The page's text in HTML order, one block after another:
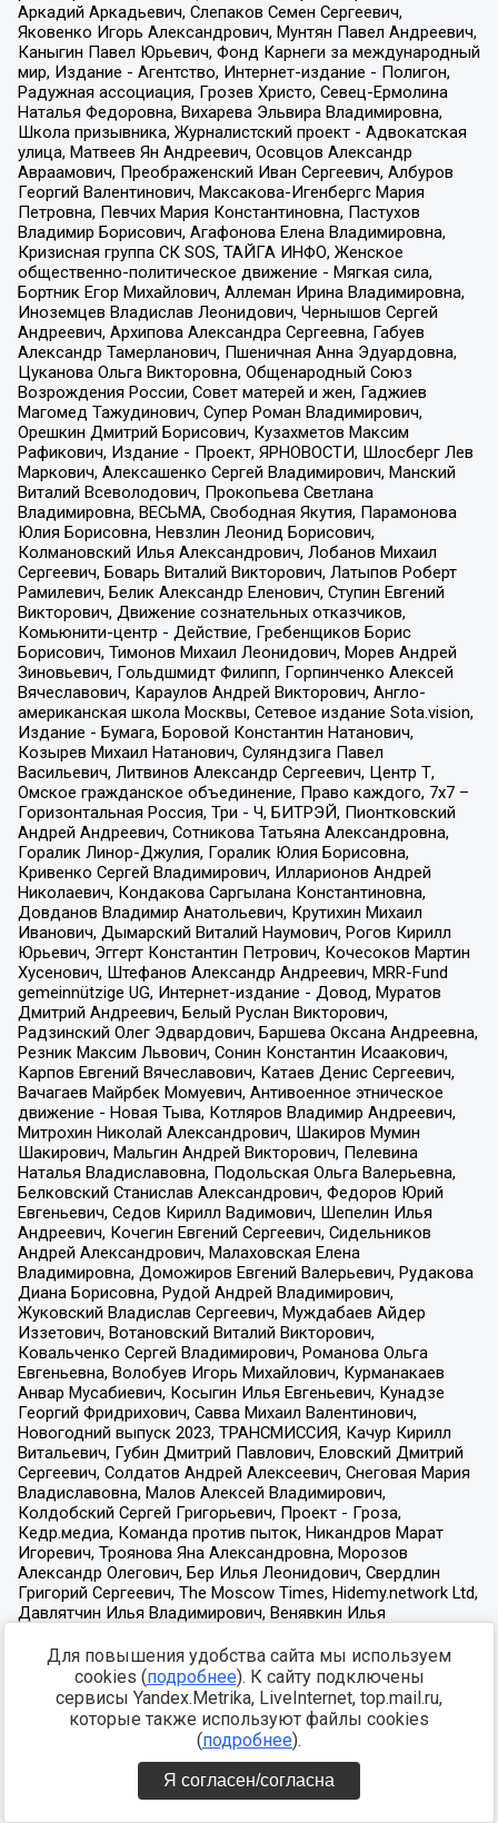
Для повышения удобства сайта мы используем
cookies (подробнее). К сайту подключены
сервисы Yandex.Metrika, LiveInternet, top.mail.ru,
которые также используют файлы cookies
(подробнее).
Я согласен/согласна